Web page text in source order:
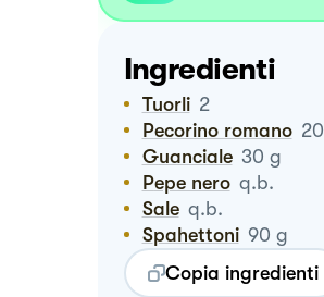
Ingredienti
Tuorli 2
Pecorino romano 20
Guanciale 30 g
Pepe nero q.b.
Sale q.b.
Spahettoni 90 g
Copia ingredienti